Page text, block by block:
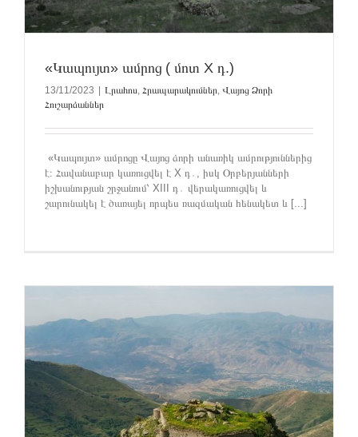
«Կապույտ» ամրոց ( մոտ X դ.)
13/11/2023 Լրահոս, Հրապարակումներ, Վայոց Ձորի
Հուշարձաններ
«Կապույտ» ամրոցը Վայոց ձորի անառիկ ամրություններից
է։ Հավանաբար կառուցվել է X դ․, իսկ Օրբերյանների
իշխանության շրջանում՝ XIII դ․ վերակառուցվել և
շարունակել է ծառայել որպես ռազմական հենակետ և [...]